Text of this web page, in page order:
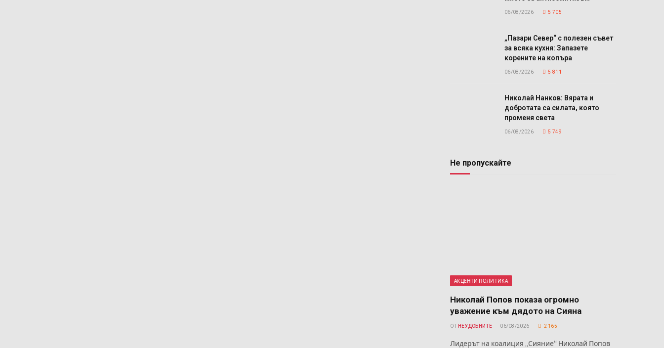
06/08/2026 5 705
„Пазари Север“ с полезен съвет
за всяка кухня: Запазете
корените на копъра
06/08/2026 5 811
Николай Нанков: Вярата и
добротата са силата, която
променя света
06/08/2026 5 749
Не пропускайте
АКЦЕНТИ ПОЛИТИКА
Николай Попов показа огромно
уважение към дядото на Сияна
ОТ НЕУДОБНИТЕ 06/08/2026 2 165
Лидерът на коалиция „Сияние“ Николай Попов